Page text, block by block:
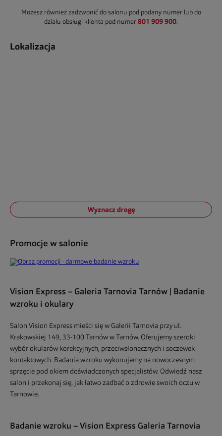
Możesz również zadzwonić do salonu pod podany numer lub do
działu obsługi klienta pod numer 801 909 900.
Lokalizacja
Wyznacz drogę
Promocje w salonie
Vision Express – Galeria Tarnovia Tarnów | Badanie
wzroku i okulary
Salon Vision Express mieści się w Galerii Tarnovia przy ul.
Krakowskiej 149, 33-100 Tarnów w Tarnów. Oferujemy szeroki
wybór okularów korekcyjnych, przeciwsłonecznych i soczewek
kontaktowych. Badania wzroku wykonujemy na nowoczesnym
sprzęcie pod okiem doświadczonych specjalistów. Odwiedź nasz
salon i przekonaj się, jak łatwo zadbać o zdrowie swoich oczu w
Tarnowie.
Badanie wzroku – Vision Express Galeria Tarnovia